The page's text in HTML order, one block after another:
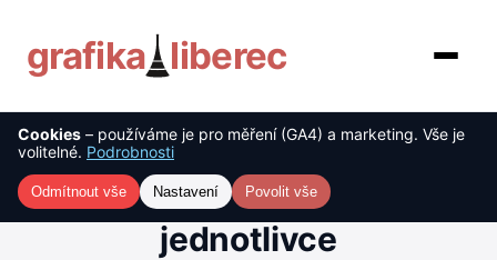
grafika liberec
O nás
Služby
Cookies – používáme je pro měření (GA4) a marketing. Vše je
volitelné. Podrobnosti
Odmítnout vše Nastavení Povolit vše
Tvorba grafiky Semily –
kreativní řešení pro firmy i
jednotlivce